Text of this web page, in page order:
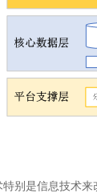
是信息技术来